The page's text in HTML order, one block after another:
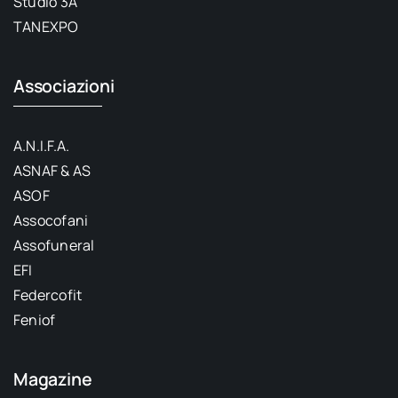
TANEXPO
Associazioni
A.N.I.F.A.
ASNAF & AS
ASOF
Assocofani
Assofuneral
EFI
Federcofit
Feniof
Magazine